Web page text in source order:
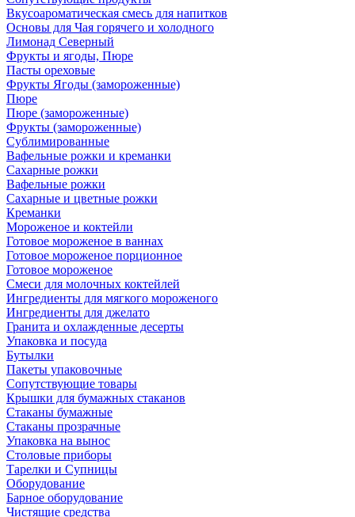
Вкусоароматическая смесь для напитков
Основы для Чая горячего и холодного
Лимонад Северный
Фрукты и ягоды, Пюре
Пасты ореховые
Фрукты Ягоды (замороженные)
Пюре
Пюре (замороженные)
Фрукты (замороженные)
Сублимированные
Вафельные рожки и креманки
Сахарные рожки
Вафельные рожки
Сахарные и цветные рожки
Креманки
Мороженое и коктейли
Готовое мороженое в ваннах
Готовое мороженое порционное
Готовое мороженое
Смеси для молочных коктейлей
Ингредиенты для мягкого мороженого
Ингредиенты для джелато
Гранита и охлажденные десерты
Упаковка и посуда
Бутылки
Пакеты упаковочные
Сопутствующие товары
Крышки для бумажных стаканов
Стаканы бумажные
Стаканы прозрачные
Упаковка на вынос
Столовые приборы
Тарелки и Супницы
Оборудование
Барное оборудование
Чистящие средства